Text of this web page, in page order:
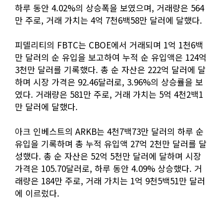
하루 동안 4.02%의 상승폭을 보였으며, 거래량은 564
만 주로, 거래 가치는 4억 7천6백58만 달러에 달했다.
피델리티의 FBTC는 CBOE에서 거래되며 1억 1천6백
만 달러의 순 유입을 보고하여 누적 순 유입액은 124억
3천만 달러를 기록했다. 총 순 자산은 222억 달러에 달
하며 시장 가격은 92.46달러로, 3.96%의 상승률을 보
였다. 거래량은 581만 주로, 거래 가치는 5억 4천2백1
만 달러에 달했다.
아크 인베스트의 ARKB는 4천7백73만 달러의 하루 순
유입을 기록하며 총 누적 유입액 27억 2천만 달러를 달
성했다. 총 순 자산은 52억 5천만 달러에 달하며 시장
가격은 105.70달러로, 하루 동안 4.09% 상승했다. 거
래량은 184만 주로, 거래 가치는 1억 9천5백51만 달러
에 이르렀다.